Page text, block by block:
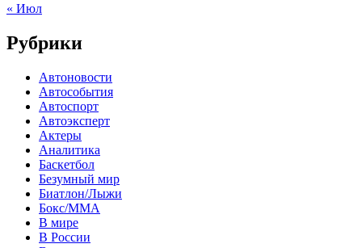
« Июл
Рубрики
Автоновости
Автособытия
Автоспорт
Автоэксперт
Актеры
Аналитика
Баскетбол
Безумный мир
Биатлон/Лыжи
Бокс/MMA
В мире
В России